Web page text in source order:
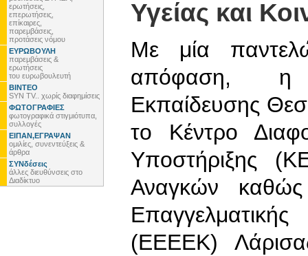
ερωτήσεις,
επερωτήσεις,
επίκαιρες,
παρεμβάσεις,
προτάσεις νόμου
ΕΥΡΩΒΟΥΛΗ
παρεμβάσεις &
ερωτήσεις
του ευρωβουλευτή
ΒΙΝΤΕΟ
SYN TV.. χωρίς διαφημίσεις
ΦΩΤΟΓΡΑΦΙΕΣ
φωτογραφικά στιγμιότυπα,
συλλογές
ΕΙΠΑΝ,ΕΓΡΑΨΑΝ
ομιλίες, συνεντεύξεις &
άρθρα
ΣΥΝδέσεις
άλλες διευθύνσεις στο
Διαδίκτυο
Υγείας και
Με μία
απόφαση, η
Εκπαίδευσης
το Κέντρο
Υποστήριξης
Αναγκών καθώς
(ΕΕΕΕΚ)